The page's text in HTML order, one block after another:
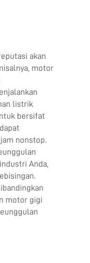
akan
motor
listrik
bersifat
nonstop.
Anda,
motor gigi